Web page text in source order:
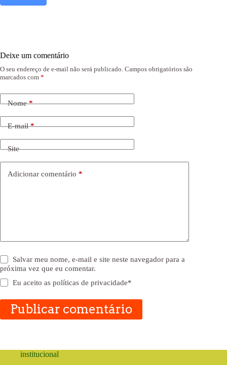
Deixe um comentário
O seu endereço de e-mail não será publicado. Campos obrigatórios são
marcados com *
Nome*
E-mail*
Site
Adicionar comentário *
Salvar meu nome, e-mail e site neste navegador para a
próxima vez que eu comentar.
Eu aceito aspolíticas de privacidade*
Publicar comentário
institucional